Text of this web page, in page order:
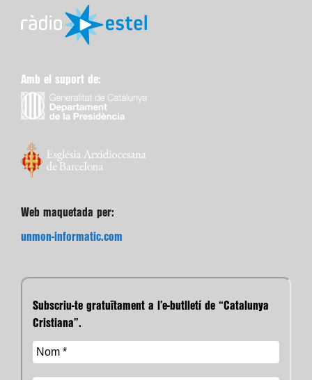
Amb el suport de:
Web maquetada per:
unmon-informatic.com
Subscriu-te gratuïtament a l’e-butlletí de “Catalunya
Cristiana”.